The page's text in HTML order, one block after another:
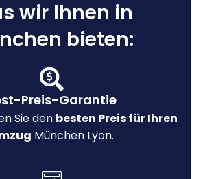
wir Ihnen in
bieten:
Preis-Garantie
Sie den besten Preis für Ihren
München Lyon.